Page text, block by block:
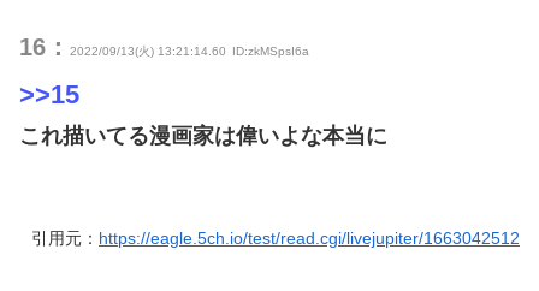
16： 2022/09/13(火) 13:21:14.60 ID:zkMSpsI6a
>>15
これ描いてる漫画家は偉いよな本当に
引用元： https://eagle.5ch.io/test/read.cgi/livejupiter/1663042512